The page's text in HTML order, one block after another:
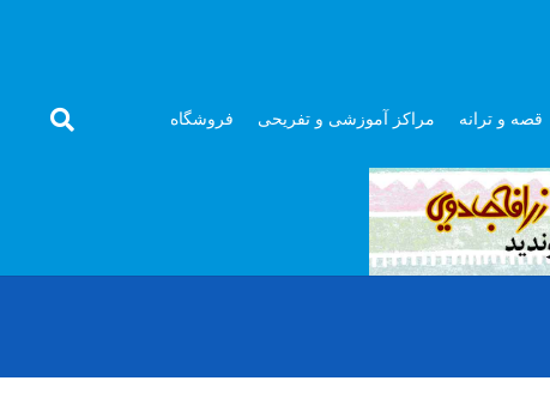
قصه و ترانه مراکز آموزشی و تفریحی فروشگاه